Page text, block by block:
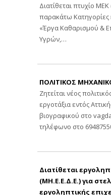
Διατίθεται πτυχίο
παρακάτω Κατηγορίες
«Έργα Καθαρισμού &
Υγρών,…
ΠΟΛΙΤΙΚΟΣ
Ζητείται νέος
εργοτάξια εντός
βιογραφικού στο
τηλέφωνο στο
Διατίθεται
(ΜΗ.Ε.Ε.Δ.Ε.) για
εργοληπτικής